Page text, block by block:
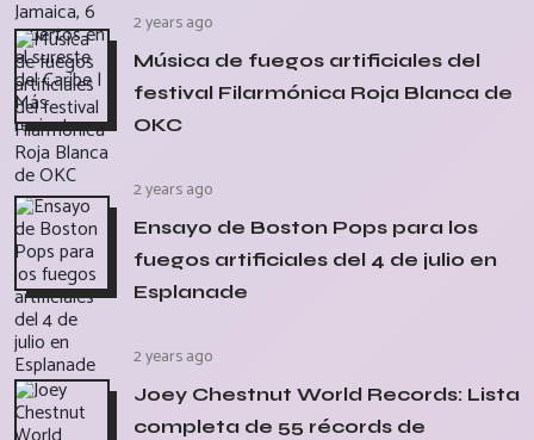
2 years ago
Música de fuegos artificiales del
festival Filarmónica Roja Blanca de
OKC
2 years ago
Ensayo de Boston Pops para los
fuegos artificiales del 4 de julio en
Esplanade
2 years ago
Joey Chestnut World Records: Lista
completa de 55 récords de